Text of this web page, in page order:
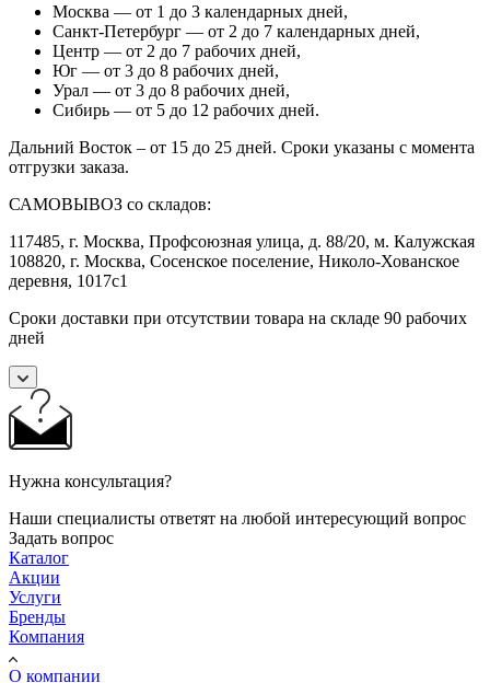
Москва — от 1 до 3 календарных дней,
Санкт-Петербург — от 2 до 7 календарных дней,
Центр — от 2 до 7 рабочих дней,
Юг — от 3 до 8 рабочих дней,
Урал — от 3 до 8 рабочих дней,
Сибирь — от 5 до 12 рабочих дней.
Дальний Восток – от 15 до 25 дней. Сроки указаны с момента
отгрузки заказа.
САМОВЫВОЗ со складов:
117485, г. Москва, Профсоюзная улица, д. 88/20, м. Калужская
108820, г. Москва, Сосенское поселение, Николо-Хованское
деревня, 1017с1
Сроки доставки при отсутствии товара на складе 90 рабочих
дней
Нужна консультация?
Наши специалисты ответят на любой интересующий вопрос
Задать вопрос
Каталог
Акции
Услуги
Бренды
Компания
О компании